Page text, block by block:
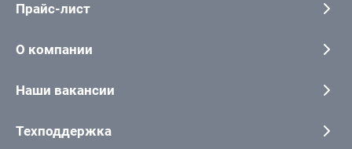
Прайс-лист
О компании
Наши вакансии
Техподдержка